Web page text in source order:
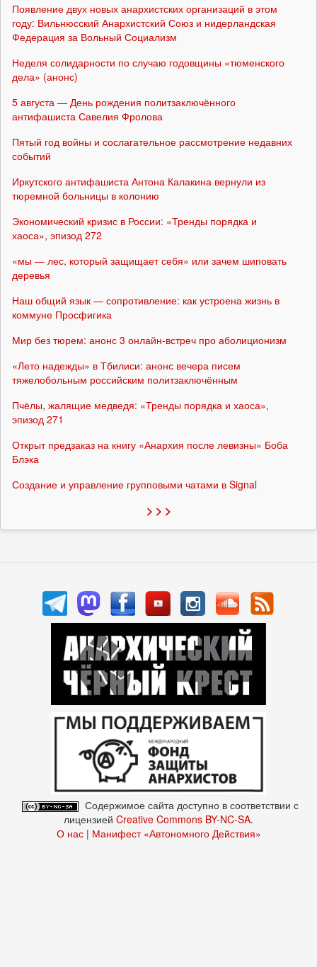
Появление двух новых анархистских организаций в этом
году: Вильнюсский Анархистский Союз и нидерландская
Федерация за Вольный Социализм
Неделя солидарности по случаю годовщины «тюменского
дела» (анонс)
5 августа — День рождения политзаключённого
антифашиста Савелия Фролова
Пятый год войны и сослагательное рассмотрение недавних
событий
Иркутского антифашиста Антона Калакина вернули из
тюремной больницы в колонию
Экономический кризис в России: «Тренды порядка и
хаоса», эпизод 272
«мы — лес, который защищает себя» или зачем шиповать
деревья
Наш общий язык — сопротивление: как устроена жизнь в
коммуне Просфигика
Мир без тюрем: анонс 3 онлайн-встреч про аболиционизм
«Лето надежды» в Тбилиси: анонс вечера писем
тяжелобольным российским политзаключённым
Пчёлы, жалящие медведя: «Тренды порядка и хаоса»,
эпизод 271
Открыт предзаказ на книгу «Анархия после левизны» Боба
Блэка
Создание и управление групповыми чатами в Signal
> > >
Содержимое сайта доступно в соответствии с
лицензией Creative Commons BY-NC-SA.
О нас| Манифест «Автономного Действия»